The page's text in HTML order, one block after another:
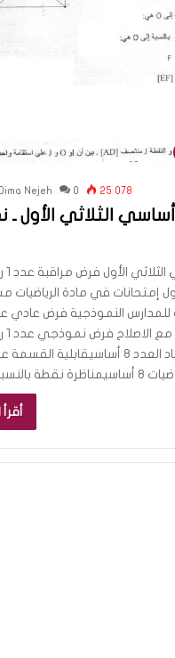
Nejeh 0 25 078
رياضيات 8 أساسي الثلاثي